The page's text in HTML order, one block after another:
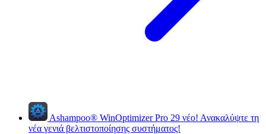
Ashampoo® WinOptimizer Pro 29 νέο! Ανακαλύψτε τη
νέα γενιά βελτιστοποίησης συστήματος!